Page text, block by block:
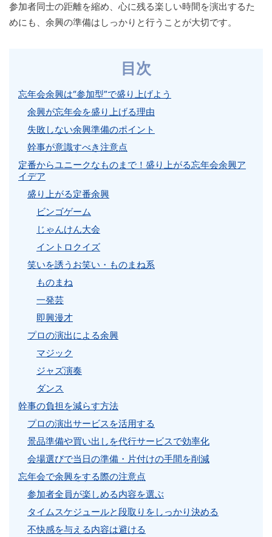
参加者同士の距離を縮め、心に残る楽しい時間を演出するた
めにも、余興の準備はしっかりと行うことが大切です。
目次
忘年会余興は“参加型”で盛り上げよう
余興が忘年会を盛り上げる理由
失敗しない余興準備のポイント
幹事が意識すべき注意点
定番からユニークなものまで！盛り上がる忘年会余興ア
イデア
盛り上がる定番余興
ビンゴゲーム
じゃんけん大会
イントロクイズ
笑いを誘うお笑い・ものまね系
ものまね
一発芸
即興漫才
プロの演出による余興
マジック
ジャズ演奏
ダンス
幹事の負担を減らす方法
プロの演出サービスを活用する
景品準備や買い出しを代行サービスで効率化
会場選びで当日の準備・片付けの手間を削減
忘年会で余興をする際の注意点
参加者全員が楽しめる内容を選ぶ
タイムスケジュールと段取りをしっかり決める
不快感を与える内容は避ける